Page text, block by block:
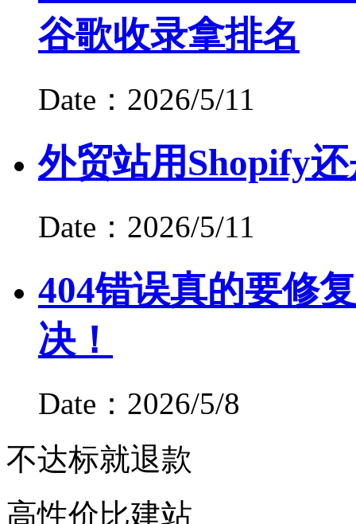
谷歌收录拿排名
Date：2026/5/11
外贸站用Shopify
Date：2026/5/11
404错误真的要修
决！
Date：2026/5/8
不达标就退款
高性价比建站